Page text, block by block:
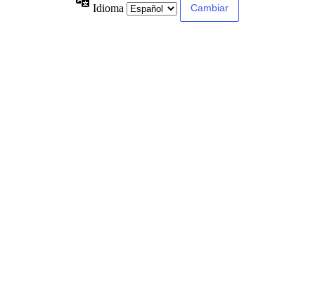
Idioma